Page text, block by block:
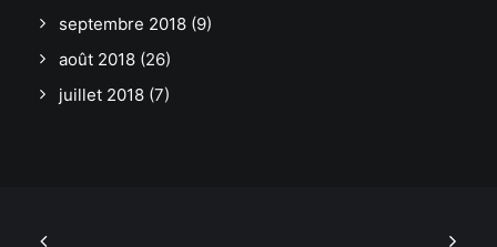
septembre 2018 (9)
août 2018 (26)
juillet 2018 (7)